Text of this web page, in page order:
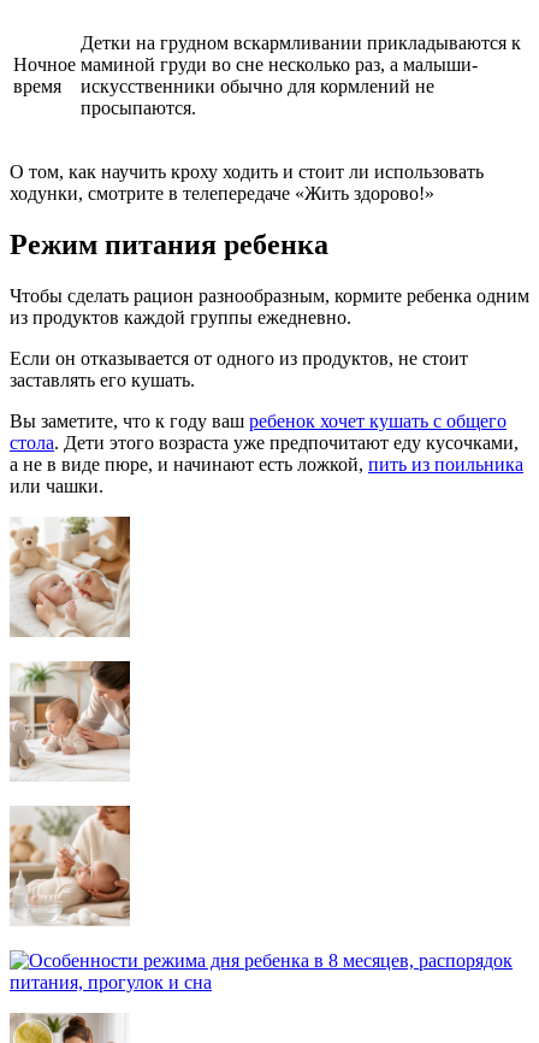
Ночное
время
Детки на грудном вскармливании прикладываются к
маминой груди во сне несколько раз, а малыши-
искусственники обычно для кормлений не
просыпаются.
О том, как научить кроху ходить и стоит ли использовать
ходунки, смотрите в телепередаче «Жить здорово!»
Режим питания ребенка
Чтобы сделать рацион разнообразным, кормите ребенка одним
из продуктов каждой группы ежедневно.
Если он отказывается от одного из продуктов, не стоит
заставлять его кушать.
Вы заметите, что к году ваш ребенок хочет кушать с общего
стола. Дети этого возраста уже предпочитают еду кусочками,
а не в виде пюре, и начинают есть ложкой, пить из поильника
или чашки.